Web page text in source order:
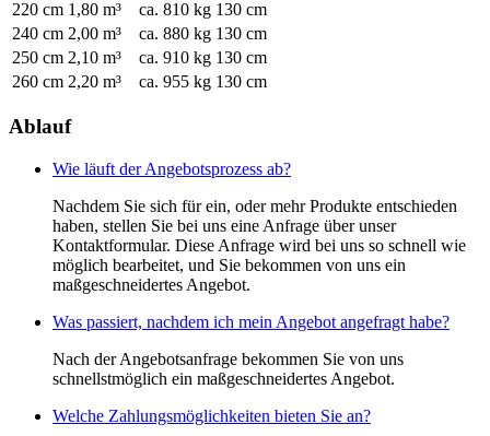
220 cm 1,80 m³ ca. 810 kg 130 cm
240 cm 2,00 m³ ca. 880 kg 130 cm
250 cm 2,10 m³ ca. 910 kg 130 cm
260 cm 2,20 m³ ca. 955 kg 130 cm
Ablauf
Wie läuft der Angebotsprozess ab?
Nachdem Sie sich für ein, oder mehr Produkte entschieden
haben, stellen Sie bei uns eine Anfrage über unser
Kontaktformular. Diese Anfrage wird bei uns so schnell wie
möglich bearbeitet, und Sie bekommen von uns ein
maßgeschneidertes Angebot.
Was passiert, nachdem ich mein Angebot angefragt habe?
Nach der Angebotsanfrage bekommen Sie von uns
schnellstmöglich ein maßgeschneidertes Angebot.
Welche Zahlungsmöglichkeiten bieten Sie an?